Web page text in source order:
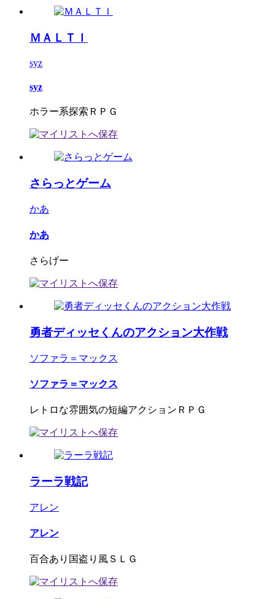
ＭＡＬＴＩ
syz
syz
ホラー系探索ＲＰＧ
さらっとゲーム
かあ
かあ
さらげー
勇者ディッセくんのアクション大作戦
ソファラ＝マックス
ソファラ＝マックス
レトロな雰囲気の短編アクションＲＰＧ
ラーラ戦記
アレン
アレン
百合あり国盗り風ＳＬＧ